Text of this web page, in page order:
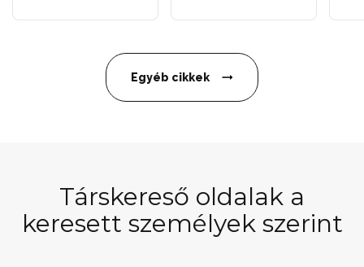
Egyéb cikkek
Társkereső oldalak a
keresett személyek szerint